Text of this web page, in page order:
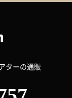
ターの通販